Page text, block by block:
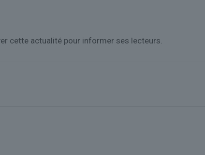
cette actualité pour informer ses lecteurs.